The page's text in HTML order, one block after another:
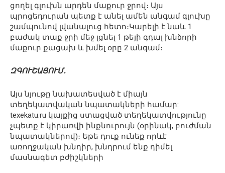
ցողել գլուխն արդեն մաքուր ջրով։ Այս
պրոցեդուրան պետք է անել ամեն անգամ գլուխը
շամպունով լվանալուց հետո։Կարելի է նաև 1
բաժակ տաք ջրի մեջ լցնել 1 թեյի գդալ խնձորի
մաքուր քացախ և խմել օրը 2 անգամ։
ԶԳՈՒՇԱՑՈՒՄ․
Այս նյութը նախատեսված է միայն
տեղեկատվական նպատակների համար:
texekatu.ru կայքից ստացված տեղեկատվությունը
չպետք է կիրառվի ինքնուրույն (օրինակ, բուժման
նպատակներով)։ Եթե դուք ունեք որևէ
առողջական խնդիր, խնդրում ենք դիմել
մասնագետ բժիշկների